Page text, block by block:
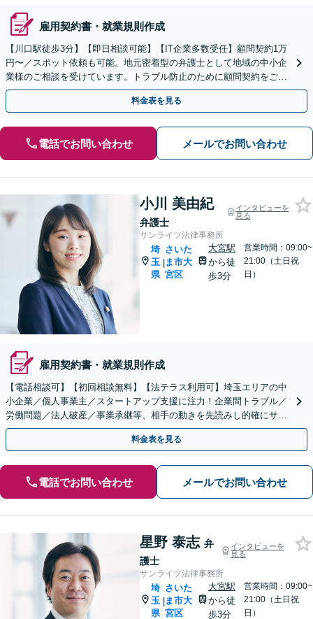
雇用契約書・就業規則作成
【川口駅徒歩3分】【即日相談可能】【IT企業多数受任】顧問契約1万
円〜／スポット依頼も可能。地元密着型の弁護士として地域の中小企
業様のご相談を受けています。トラブル防止のために顧問契約をご検
討ください。マンション管理組合顧問経験あり。
料金表を見る
電話でお問い合わせ メールでお問い合わせ
小川 美由紀
弁護士
インタビューを
見る
サンライツ法律事務所
埼
玉
県
|
さいた
ま市大
宮区
大宮駅
から徒
歩3分
営業時間：09:00~
21:00（土日祝
日）
雇用契約書・就業規則作成
【電話相談可】【初回相談無料】【法テラス利用可】埼玉エリアの中
小企業／個人事業主／スタートアップ支援に注力！企業間トラブル／
労働問題／法人破産／事業承継等、相手の動きを先読みし的確にサポ
ート。顧問契約料は柔軟に調整【完全個室】【大宮駅3分】
料金表を見る
電話でお問い合わせ メールでお問い合わせ
星野 泰志 弁
護士
インタビューを
見る
サンライツ法律事務所
埼
玉
県
|
さいた
ま市大
宮区
大宮駅
から徒
歩3分
営業時間：09:00~
21:00（土日祝
日）